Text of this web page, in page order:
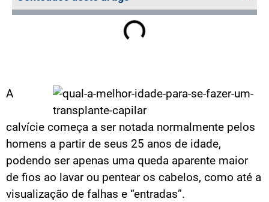
A
calvície começa a ser notada normalmente pelos
homens a partir de seus 25 anos de idade,
podendo ser apenas uma queda aparente maior
de fios ao lavar ou pentear os cabelos, como até a
visualização de falhas e “entradas”.